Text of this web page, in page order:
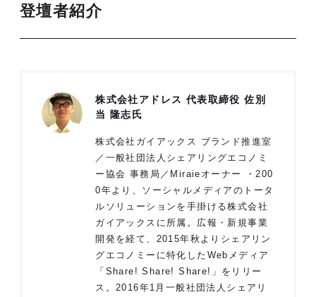
登壇者紹介
株式会社アドレス 代表取締役 佐別
当 隆志氏
株式会社ガイアックス ブランド推進室
／一般社団法人シェアリングエコノミ
ー協会 事務局／Miraieオーナー ・200
0年より、ソーシャルメディアのトータ
ルソリューションを手掛ける株式会社
ガイアックスに所属。広報・新規事業
開発を経て、2015年秋よりシェアリン
グエコノミーに特化したWebメディア
「Share! Share! Share!」をリリー
ス。2016年1月一般社団法人シェアリ